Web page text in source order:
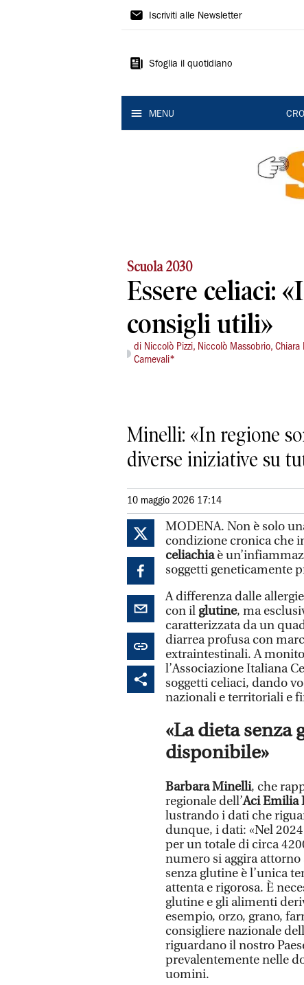
Gazzetta
Modena
Iscriviti alle Newsletter
Sfoglia il quotidiano
MENU
Scuola 2030
Essere celiaci:
consigli utili»
di Niccolò Pizzi, Niccolò Massobrio,
Carnevali*
Minelli: «In regione
diverse iniziative su
10 maggio 2026 17:14
MODENA. Non è solo
condizione cronica che
celiachiaè
soggetti geneticamente
A differenza dalle
con il glutine, ma
caratterizzata da un
diarrea profusa con
extraintestinali. A
l’Associazione Italiana
soggetti celiaci, dando
nazionali e territoriali e
«La dieta senza
disponibile»
Barbara Minelli, che
regionale dell’Aci Emilia
lustrando i dati che
dunque, i dati: «Nel
per un totale di circa
numero si aggira attorno
senza glutine è l’unica
attenta e rigorosa. È
glutine e gli alimenti
esempio, orzo, grano,
consigliere nazionale
riguardano il nostro
prevalentemente nelle
uomini.